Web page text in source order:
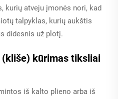
kurių atveju įmonės nori, kad
talpyklas, kurių aukštis
didesnis už plotį.
kūrimas tiksliai
iš kalto plieno arba iš